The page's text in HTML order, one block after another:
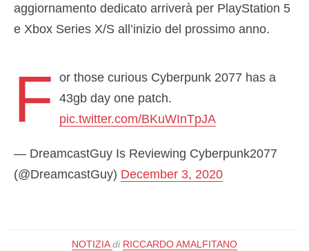
aggiornamento dedicato arriverà per PlayStation 5
e Xbox Series X/S all’inizio del prossimo anno.
F
or those curious Cyberpunk 2077 has a
43gb day one patch.
pic.twitter.com/BKuWInTpJA
— DreamcastGuy Is Reviewing Cyberpunk2077
(@DreamcastGuy) December 3, 2020
NOTIZIA di RICCARDO AMALFITANO